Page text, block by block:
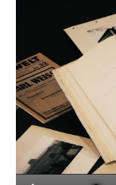
Online-Services
Suche
Language
Inhalte in